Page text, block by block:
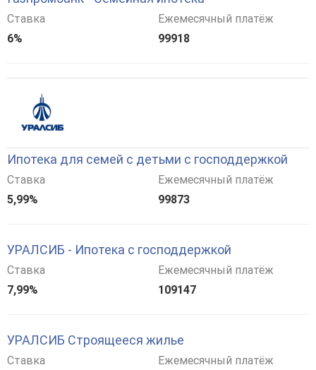
Ставка
6%
Ежемесячный платёж
99918
Ипотека для семей с детьми с господдержкой
Ставка
5,99%
Ежемесячный платёж
99873
УРАЛСИБ - Ипотека с господдержкой
Ставка
7,99%
Ежемесячный платёж
109147
УРАЛСИБ Строящееся жилье
Ставка Ежемесячный платёж